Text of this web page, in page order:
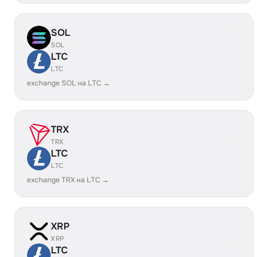
SOL
SOL
LTC
LTC
exchange SOL на LTC →
TRX
TRX
LTC
LTC
exchange TRX на LTC →
XRP
XRP
LTC